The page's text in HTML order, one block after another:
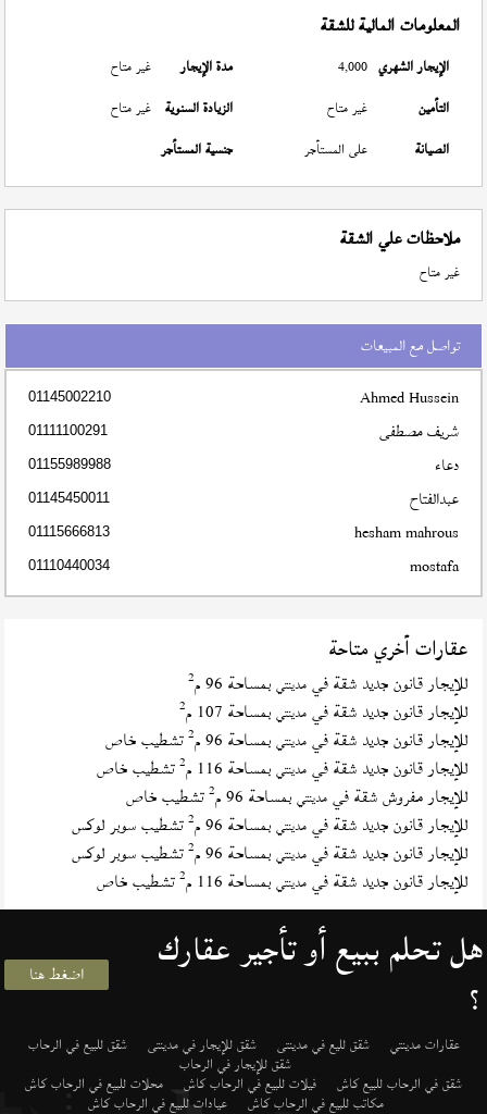
المعلومات المالية للشقة
الإيجار الشهري 4,000 مدة الإيجار
غير متاح
التأمين
غير متاح الزيادة السنوية غير متاح
الصيانة
على المستأجر جنسية المستأجر
ملاحظات علي الشقة
غير متاح
تواصل مع المبيعات
Ahmed Hussein
01145002210
شريف مصطفى 01111100291
دعاء 01155989988
عبدالفتاح 01145450011
hesham mahrous
01115666813
mostafa
01110440034
عقارات أخري متاحة
للإيجار قانون جديد شقة فيمدينتي بمساحة 96 م 2
للإيجار قانون جديد شقة فيمدينتي بمساحة 107 م 2
للإيجار قانون جديد شقة فيمدينتي بمساحة 96 م 2تشطيب خاص
للإيجار قانون جديد شقة فيمدينتي بمساحة 116 م 2تشطيب خاص
للإيجار مفروش شقة فيمدينتي بمساحة 96 م 2تشطيب خاص
للإيجار قانون جديد شقة فيمدينتي بمساحة 96 م 2تشطيب سوبر لوكس
للإيجار قانون جديد شقة فيمدينتي بمساحة 96 م 2تشطيب سوبر لوكس
للإيجار قانون جديد شقة فيمدينتي بمساحة 116 م 2تشطيب خاص
هل تحلم ببيع أو تأجير عقارك
؟ اضغط هنا
عقارات مدينتي شقق لليع في مدينتى شقق للإيجار في مدينتى شقق للبيع في الرحاب
شقق للإيجار في الرحاب
شقق في الرحاب للبيع كاش فيلات للبيع في الرحاب كاش محلات للبيع في الرحاب كاش
مكاتب للبيع في الرحاب كاش عيادات للبيع في الرحاب كاش